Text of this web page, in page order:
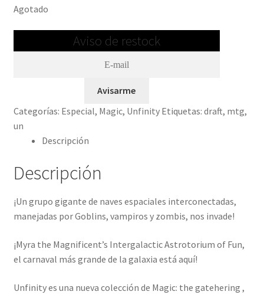
Agotado
Aviso de restock
Avisarme
Categorías: Especial, Magic, Unfinity Etiquetas: draft, mtg,
un
Descripción
Descripción
¡Un grupo gigante de naves espaciales interconectadas,
manejadas por Goblins, vampiros y zombis, nos invade!
¡Myra the Magnificent’s Intergalactic Astrotorium of Fun,
el carnaval más grande de la galaxia está aquí!
Unfinity es una nueva colección de Magic: the gatehering ,